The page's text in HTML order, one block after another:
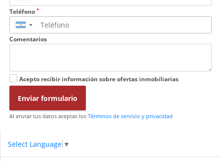
Teléfono *
▼
Comentarios
Acepto recibir información sobre ofertas inmobiliarias
Enviar formulario
Al enviar tus datos aceptas los Términos de servicio y privacidad
Select Language ▼